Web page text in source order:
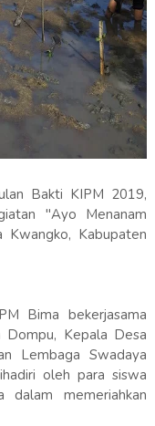
Bakti KIPM 2019,
"Ayo Menanam
Kabupaten
Bima bekerjasama
Dompu, Kepala Desa
Lembaga Swadaya
oleh para siswa
memeriahkan